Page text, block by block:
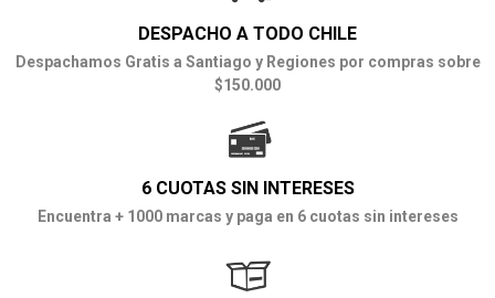
DESPACHO A TODO CHILE
Despachamos Gratis a Santiago y Regiones por compras sobre
$150.000
6 CUOTAS SIN INTERESES
Encuentra + 1000 marcas y paga en 6 cuotas sin intereses